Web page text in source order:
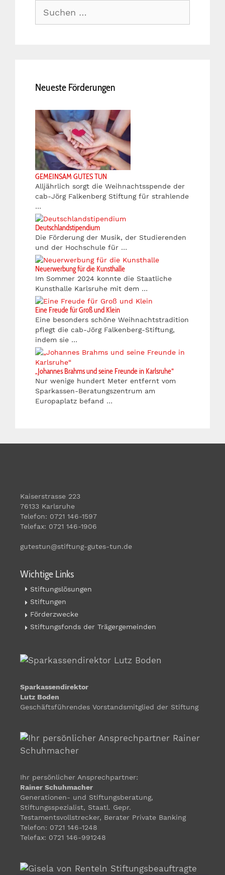
nach:
Neueste Förderungen
GEMEINSAM GUTES TUN
Alljährlich sorgt die Weihnachtsspende der
cab-Jörg Falkenberg Stiftung für strahlende
…
Deutschlandstipendium
Die Förderung der Musik, der Studierenden
und der Hochschule für …
Neuerwerbung für die Kunsthalle
Im Sommer 2024 konnte die Staatliche
Kunsthalle Karlsruhe mit dem …
Eine Freude für Groß und Klein
Eine besonders schöne Weihnachtstradition
pflegt die cab-Jörg Falkenberg-Stiftung,
indem sie …
„Johannes Brahms und seine Freunde in Karlsruhe“
Nur wenige hundert Meter entfernt vom
Sparkassen-Beratungszentrum am
Europaplatz befand …
Kaiserstrasse 223
76133 Karlsruhe
Telefon: 0721 146-1597
Telefax: 0721 146-1906
gutestun@stiftung-gutes-tun.de
Wichtige Links
Stiftungslösungen
Stiftungen
Förderzwecke
Stiftungsfonds der Trägergemeinden
Sparkassendirektor
Lutz Boden
Geschäftsführendes Vorstandsmitglied der Stiftung
Ihr persönlicher Ansprechpartner:
Rainer Schuhmacher
Generationen- und Stiftungsberatung,
Stiftungsspezialist, Staatl. Gepr.
Testamentsvollstrecker, Berater Private Banking
Telefon: 0721 146-1248
Telefax: 0721 146-991248